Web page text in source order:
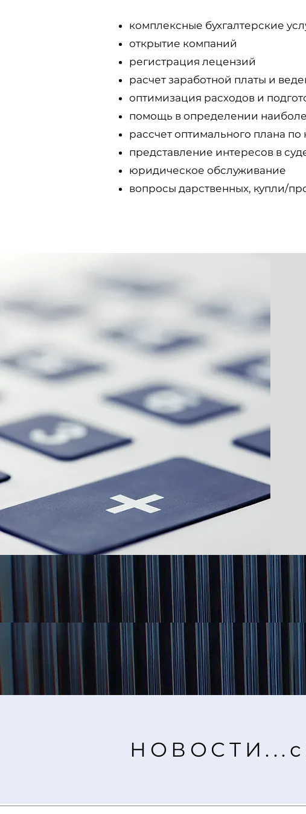
комплексные бухгалтерские
открытие компаний
регистрация лецензий
расчет заработной платы и
оптимизация расходов и
помощь в определении
рассчет оптимального плана
представление интересов в
юридическое обслуживание
вопросы дарственных, купли/